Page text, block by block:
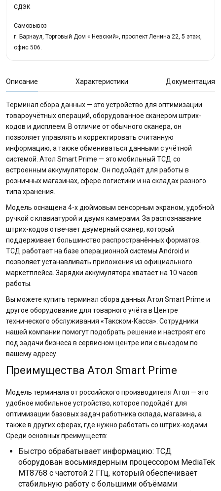
СДЭК
Самовывоз
г. Барнаул, Торговый Дом « Невский», проспект Ленина 22, 5 этаж,
офис 506.
Описание Характеристики Документация
Терминал сбора данных — это устройство для оптимизации
товароучётных операций, оборудованное сканером штрих-
кодов и дисплеем. В отличие от обычного сканера, он
позволяет управлять и корректировать считанную
информацию, а также обмениваться данными с учётной
системой. Атол Smart Prime — это мобильный ТСД со
встроенным аккумулятором. Он подойдёт для работы в
розничных магазинах, сфере логистики и на складах разного
типа хранения.
Модель оснащена 4-х дюймовым сенсорным экраном, удобной
ручкой с клавиатурой и двумя камерами. За распознавание
штрих-кодов отвечает двумерный сканер, который
поддерживает большинство распространённых форматов.
ТСД работает на базе операционной системы Android и
позволяет устанавливать приложения из официального
маркетплейса. Зарядки аккумулятора хватает на 10 часов
работы.
Вы можете купить терминал сбора данных Атол Smart Prime и
другое оборудование для товарного учёта в Центре
технического обслуживания «Такском-Касса». Сотрудники
нашей компании помогут подобрать решение и настроят его
под задачи бизнеса в сервисном центре или с выездом по
вашему адресу.
Преимущества Атол Smart Prime
Модель терминала от российского производителя Атол — это
удобное мобильное устройство, которое подойдёт для
оптимизации базовых задач работника склада, магазина, а
также в других сферах, где нужно работать со штрих-кодами.
Среди основных преимуществ:
Быстро обрабатывает информацию: ТСД
оборудован восьмиядерным процессором MediaTek
MT8768 с частотой 2 ГГц, который обеспечивает
стабильную работу с большими объёмами